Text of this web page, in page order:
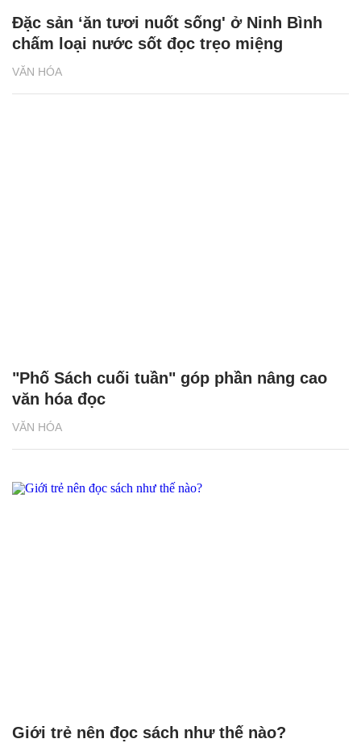
VĂN HÓA
Đặc sản ‘ăn tươi nuốt sống' ở Ninh Bình
chấm loại nước sốt đọc trẹo miệng
VĂN HÓA
"Phố Sách cuối tuần" góp phần nâng cao
văn hóa đọc
Giới trẻ nên đọc sách như thế nào?